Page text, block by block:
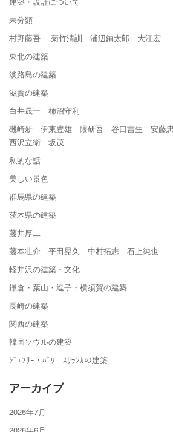
未分類
村野藤吾 菊竹清訓 浦辺鎮太郎 大江宏
東北の建築
淡路島の建築
滋賀の建築
白井晟一 柿沼守利
磯崎新 伊東豊雄 隈研吾 谷口吉生 安藤
西沢立衛 坂茂
私的な話
美しい景色
群馬県の建築
茨木県の建築
藤井厚二
藤本壮介 平田晃久 中村拓志 石上純也
軽井沢の建築・文化
鎌倉・葉山・逗子・横須賀の建築
長崎の建築
関西の建築
韓国ソウルの建築
ｼﾞｪﾌﾘｰ・ﾊﾞﾜ ｽﾘﾗﾝｶの建築
アーカイブ
2026年7月